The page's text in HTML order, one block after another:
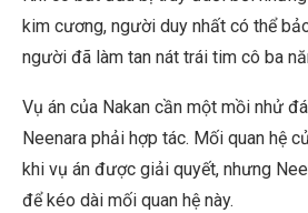
kim cương, người duy nhất có thể
người đã làm tan nát trái tim cô ba
Vụ án của Nakan cần một mồi nhử
Neenara phải hợp tác. Mối quan hệ
khi vụ án được giải quyết, nhưng
để kéo dài mối quan hệ này.